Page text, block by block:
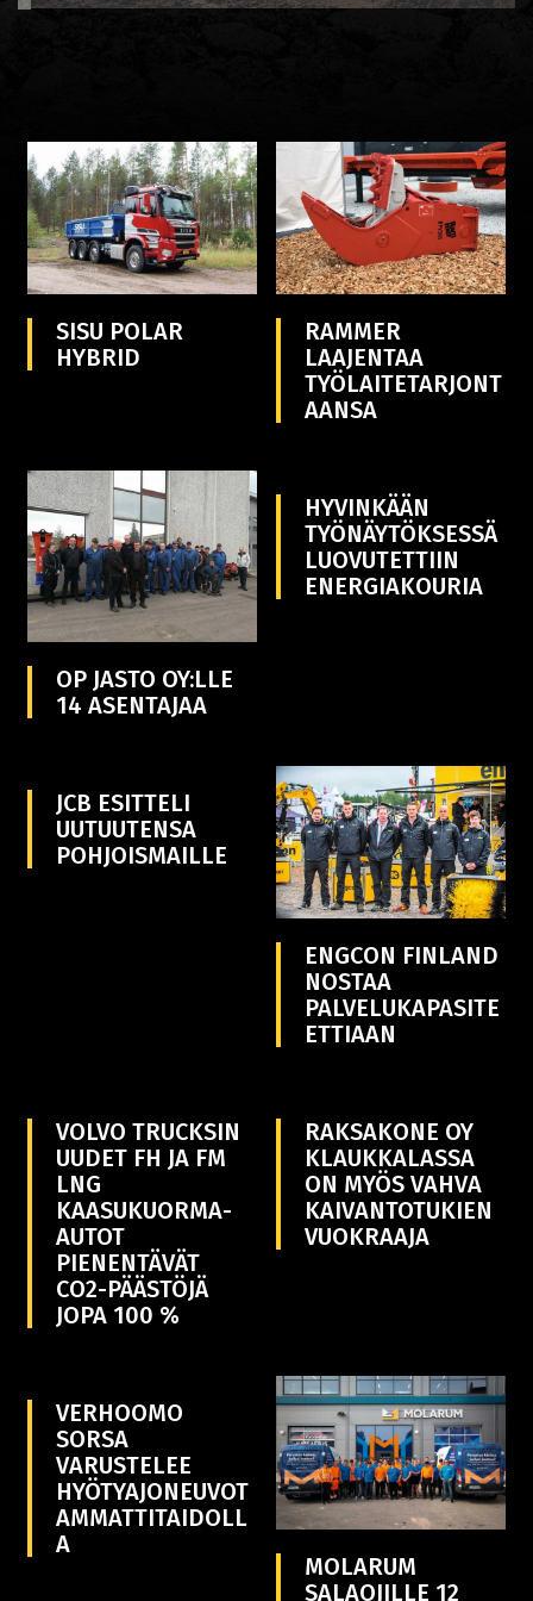
SISU POLAR
HYBRID
RAMMER
LAAJENTAA
TYÖLAITETARJONT
AANSA
OP JASTO OY:LLE
14 ASENTAJAA
HYVINKÄÄN
TYÖNÄYTÖKSESSÄ
LUOVUTETTIIN
ENERGIAKOURIA
JCB ESITTELI
UUTUUTENSA
POHJOISMAILLE
ENGCON FINLAND
NOSTAA
PALVELUKAPASITE
ETTIAAN
VOLVO TRUCKSIN
UUDET FH JA FM
LNG
KAASUKUORMA-
AUTOT
PIENENTÄVÄT
CO2-PÄÄSTÖJÄ
JOPA 100 %
RAKSAKONE OY
KLAUKKALASSA
ON MYÖS VAHVA
KAIVANTOTUKIEN
VUOKRAAJA
VERHOOMO
SORSA
VARUSTELEE
HYÖTYAJONEUVOT
AMMATTITAIDOLL
A
MOLARUM
SALAOJILLE 12